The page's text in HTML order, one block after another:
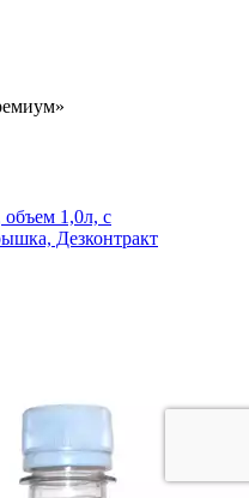
1,0л, с
Дезконтракт